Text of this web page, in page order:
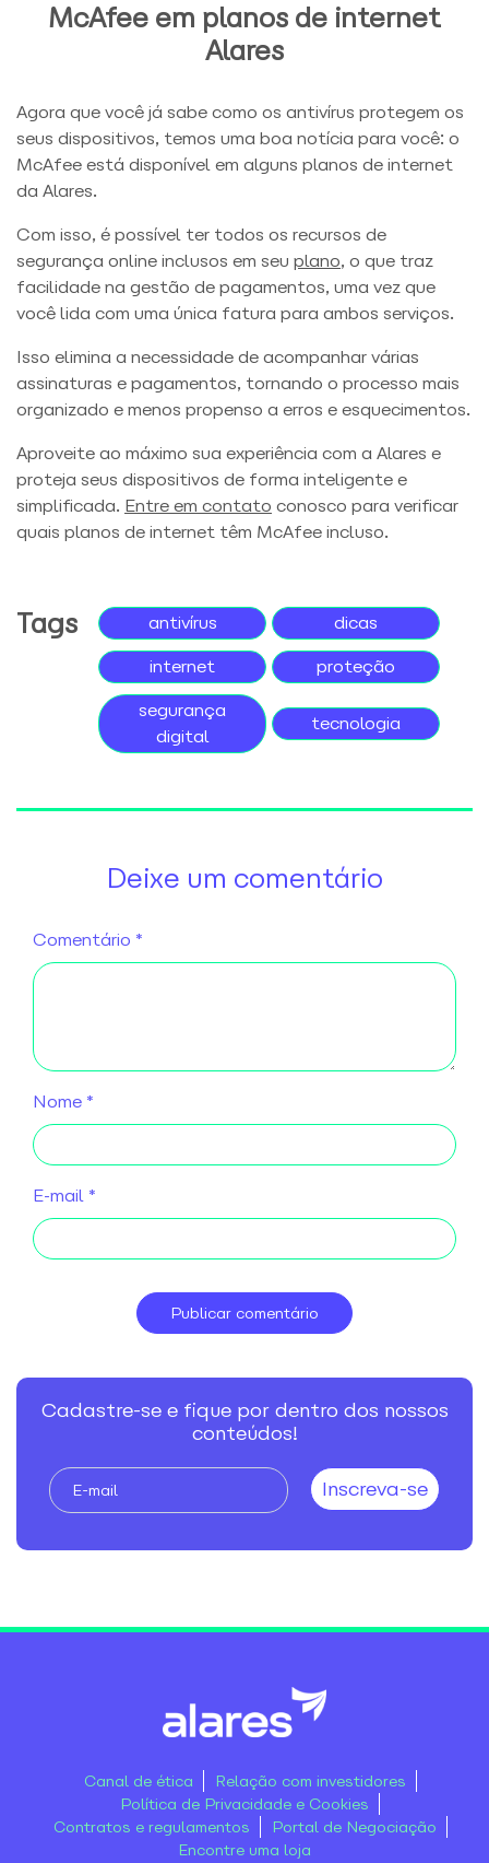
McAfee em planos de internet
Alares
Agora que você já sabe como os antivírus protegem os
seus dispositivos, temos uma boa notícia para você: o
McAfee está disponível em alguns planos de internet
da Alares.
Com isso, é possível ter todos os recursos de
segurança online inclusos em seu plano, o que traz
facilidade na gestão de pagamentos, uma vez que
você lida com uma única fatura para ambos serviços.
Isso elimina a necessidade de acompanhar várias
assinaturas e pagamentos, tornando o processo mais
organizado e menos propenso a erros e esquecimentos.
Aproveite ao máximo sua experiência com a Alares e
proteja seus dispositivos de forma inteligente e
simplificada. Entre em contato conosco para verificar
quais planos de internet têm McAfee incluso.
Tags antivírus dicas
internet proteção
segurança
digital
tecnologia
Deixe um comentário
Comentário *
Nome *
E-mail *
Cadastre-se e fique por dentro dos nossos
conteúdos!
Canal de ética
Relação com investidores
Política de Privacidade e Cookies
Contratos e regulamentos
Portal de Negociação
Encontre uma loja